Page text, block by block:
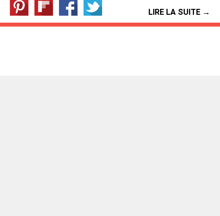
LIRE LA SUITE →